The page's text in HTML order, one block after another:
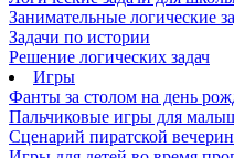
Занимательные логические
Задачи по истории
Решение логических задач
Игры
Фанты за столом на день
Пальчиковые игры для
Сценарий пиратской